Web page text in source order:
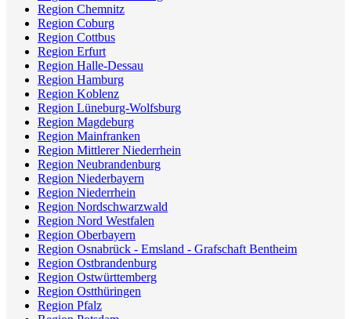
Region Chemnitz
Region Coburg
Region Cottbus
Region Erfurt
Region Halle-Dessau
Region Hamburg
Region Koblenz
Region Lüneburg-Wolfsburg
Region Magdeburg
Region Mainfranken
Region Mittlerer Niederrhein
Region Neubrandenburg
Region Niederbayern
Region Niederrhein
Region Nordschwarzwald
Region Nord Westfalen
Region Oberbayern
Region Osnabrück - Emsland - Grafschaft Bentheim
Region Ostbrandenburg
Region Ostwürttemberg
Region Ostthüringen
Region Pfalz